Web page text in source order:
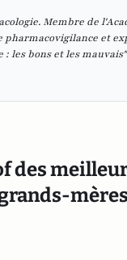
Membre de
et
: les bons et les mauvais
des
mères